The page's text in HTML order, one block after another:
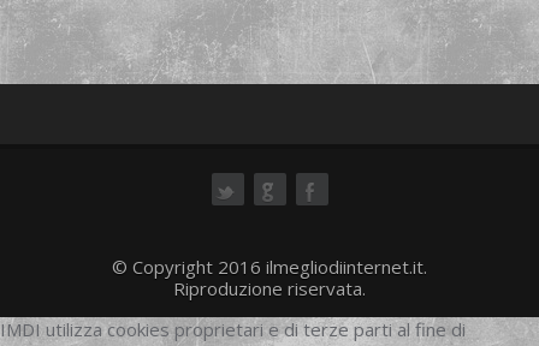
© Copyright 2016 ilmegliodiinternet.it.
Riproduzione riservata.
IMDI utilizza cookies proprietari e di terze parti al fine di